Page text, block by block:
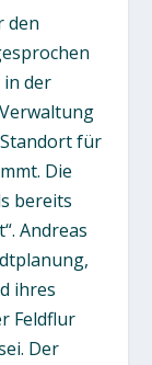
den
der
für
Die
bereits
Andreas
ihres
Feldflur
Der